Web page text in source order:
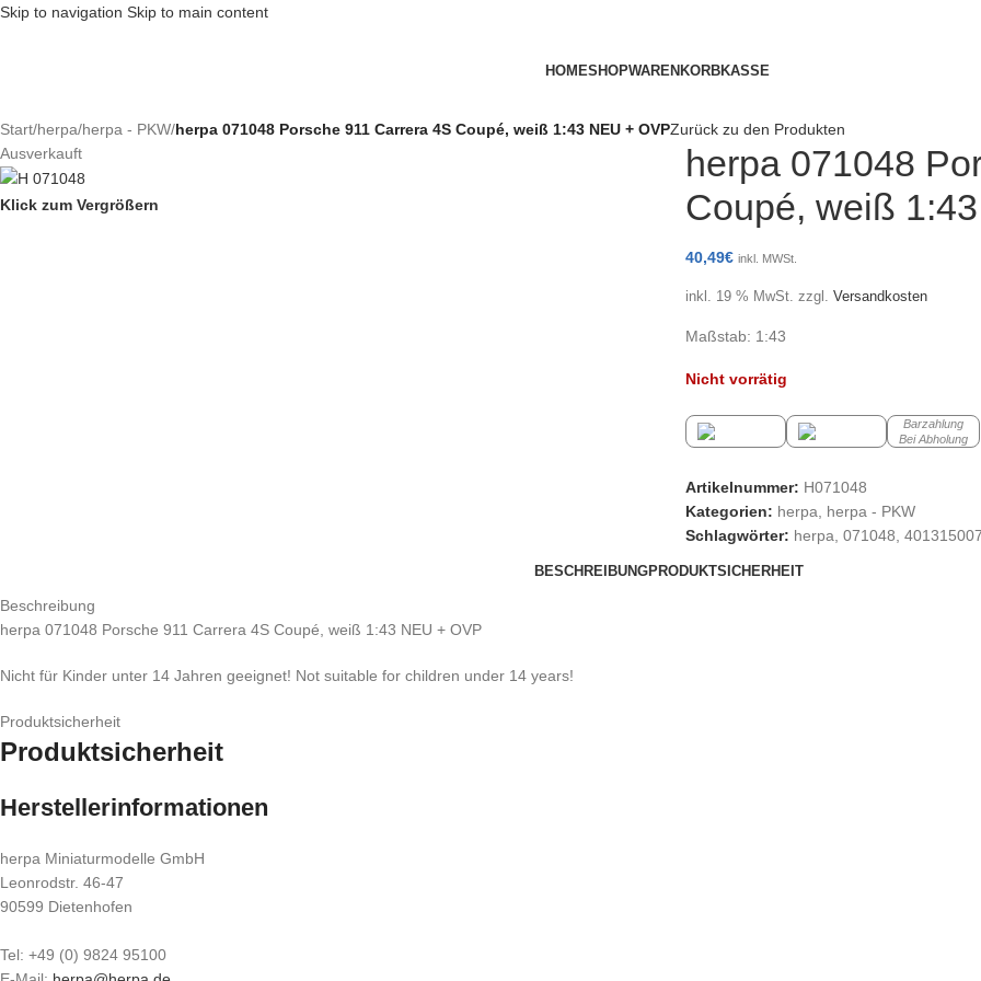
Skip to navigation Skip to main content
HOMESHOPWARENKORBKASSE
Start/herpa/herpa - PKW/herpa 071048 Porsche 911 Carrera 4S Coupé, weiß 1:43 NEU + OVPZurück zu den Produkten
Ausverkauft
Klick zum Vergrößern
herpa 071048
Coupé, weiß
40,49€ inkl. MWSt.
inkl. 19 % MwSt. zzgl. Versandkosten
Maßstab: 1:43
Nicht vorrätig
Barzahlung
Bei Abholung
Artikelnummer: H071048
Kategorien: herpa
herpa - PKW
Schlagwörter: herpa 071048
BESCHREIBUNGPRODUKTSICHERHEIT
Beschreibung
herpa 071048 Porsche 911 Carrera 4S Coupé, weiß 1:43 NEU + OVP
Nicht für Kinder unter 14 Jahren geeignet! Not suitable for children under 14 years!
Produktsicherheit
Produktsicherheit
Herstellerinformationen
herpa Miniaturmodelle GmbH
Leonrodstr. 46-47
90599 Dietenhofen
Tel: +49 (0) 9824 95100